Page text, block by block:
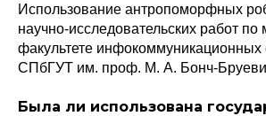
Использование антропоморфных
научно-исследовательских работ по
факультете инфокоммуникационных
СПбГУТ им. проф. М. А. Бонч-
Была ли использована